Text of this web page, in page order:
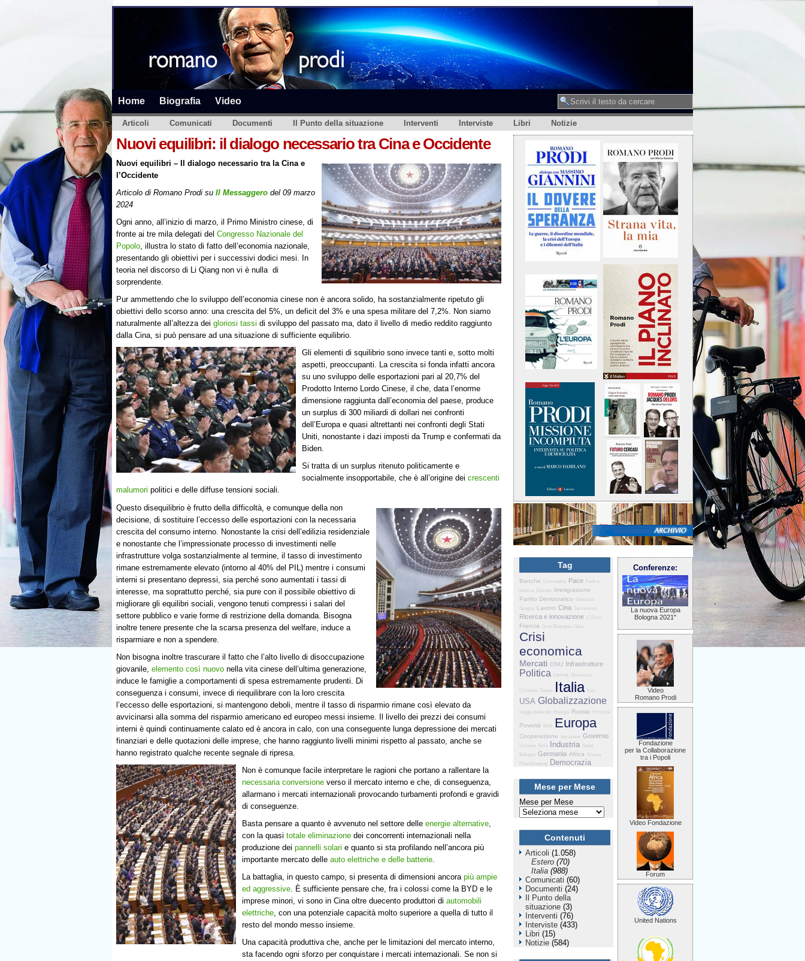
Home Biografia Video
Articoli Comunicati Documenti Il Punto della situazione Interventi Interviste Libri Notizie
Nuovi equilibri: il dialogo necessario tra Cina e Occidente
Nuovi equilibri – Il dialogo necessario tra la Cina e
l’Occidente
Articolo di Romano Prodi su Il Messaggero del 09 marzo
2024
Ogni anno, all’inizio di marzo, il Primo Ministro cinese, di
fronte ai tre mila delegati del Congresso Nazionale del
Popolo, illustra lo stato di fatto dell’economia nazionale,
presentando gli obiettivi per i successivi dodici mesi. In
teoria nel discorso di Li Qiang non vi è nulla di
sorprendente.
Pur ammettendo che lo sviluppo dell’economia cinese non è ancora solido, ha sostanzialmente ripetuto gli
obiettivi dello scorso anno: una crescita del 5%, un deficit del 3% e una spesa militare del 7,2%. Non siamo
naturalmente all’altezza dei gloriosi tassi di sviluppo del passato ma, dato il livello di medio reddito raggiunto
dalla Cina, si può pensare ad una situazione di sufficiente equilibrio.
Gli elementi di squilibrio sono invece tanti e, sotto molti
aspetti, preoccupanti. La crescita si fonda infatti ancora
su uno sviluppo delle esportazioni pari al 20,7% del
Prodotto Interno Lordo Cinese, il che, data l’enorme
dimensione raggiunta dall’economia del paese, produce
un surplus di 300 miliardi di dollari nei confronti
dell’Europa e quasi altrettanti nei confronti degli Stati
Uniti, nonostante i dazi imposti da Trump e confermati da
Biden.
Si tratta di un surplus ritenuto politicamente e
socialmente insopportabile, che è all’origine dei crescenti
malumori politici e delle diffuse tensioni sociali.
Questo disequilibrio è frutto della difficoltà, e comunque della non
decisione, di sostituire l’eccesso delle esportazioni con la necessaria
crescita del consumo interno. Nonostante la crisi dell’edilizia residenziale
e nonostante che l’impressionate processo di investimenti nelle
infrastrutture volga sostanzialmente al termine, il tasso di investimento
rimane estremamente elevato (intorno al 40% del PIL) mentre i consumi
interni si presentano depressi, sia perché sono aumentati i tassi di
interesse, ma soprattutto perché, sia pure con il possibile obiettivo di
migliorare gli equilibri sociali, vengono tenuti compressi i salari del
settore pubblico e varie forme di restrizione della domanda. Bisogna
inoltre tenere presente che la scarsa presenza del welfare, induce a
risparmiare e non a spendere.
Non bisogna inoltre trascurare il fatto che l’alto livello di disoccupazione
giovanile, elemento così nuovo nella vita cinese dell’ultima generazione,
induce le famiglie a comportamenti di spesa estremamente prudenti. Di
conseguenza i consumi, invece di riequilibrare con la loro crescita
l’eccesso delle esportazioni, si mantengono deboli, mentre il tasso di risparmio rimane così elevato da
avvicinarsi alla somma del risparmio americano ed europeo messi insieme. Il livello dei prezzi dei consumi
interni è quindi continuamente calato ed è ancora in calo, con una conseguente lunga depressione dei mercati
finanziari e delle quotazioni delle imprese, che hanno raggiunto livelli minimi rispetto al passato, anche se
hanno registrato qualche recente segnale di ripresa.
Non è comunque facile interpretare le ragioni che portano a rallentare la
necessaria conversione verso il mercato interno e che, di conseguenza,
allarmano i mercati internazionali provocando turbamenti profondi e gravidi
di conseguenze.
Basta pensare a quanto è avvenuto nel settore delle energie alternative
con la quasi totale eliminazione dei concorrenti internazionali nella
produzione dei pannelli solari e quanto si sta profilando nell’ancora più
importante mercato delle auto elettriche e delle batterie
La battaglia, in questo campo, si presenta di dimensioni ancora più ampie
ed aggressive . È sufficiente pensare che, fra i colossi come la BYD e le
imprese minori, vi sono in Cina oltre duecento produttori di automobili
elettriche , con una potenziale capacità molto superiore a quella di tutto il
resto del mondo messo insieme.
Una capacità produttiva che, anche per le limitazioni del mercato interno,
sta facendo ogni sforzo per conquistare i mercati internazionali. Se non si
Tag
Banche Criminalità Pace
Fede e
politica
Giovani
Immigrazione
Partito Democratico
Giustizia
Spagna Lavoro Cina Terrorismo
Ricerca e innovazione L'Ulivo
Francia Gran Bretagna Libia
Crisi
economica
Mercati ONU Infrastrutture
Politica Internet Sicurezza
L'Unione Salute Italia Iran
USA Globalizzazione
Legge elettorale Energia Russia Primarie
Povertà Mali Europa
Cooperazione Istruzione Governo
Ucraina Siria Industria Sahel
Bologna Germania Africa
Grecia
Peacekeeping
Democrazia
Mese per Mese
Mese per Mese
Contenuti
Articoli (1.058)
Estero (70)
Italia (988)
Comunicati (60)
Documenti (24)
Il Punto della
situazione (3)
Interventi (76)
Interviste (433)
Libri (15)
Notizie (584)
Conferenze:
La nuova Europa
Bologna 2021"
Video
Romano Prodi
Fondazione
per la Collaborazione
tra i Popoli
Video Fondazione
Forum
United Nations